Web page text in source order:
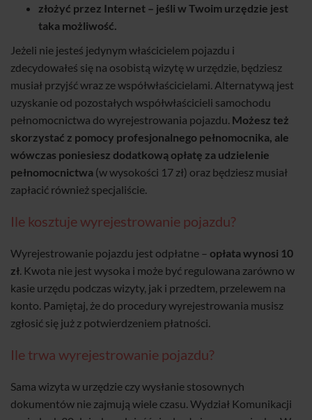
złożyć przez Internet – jeśli w Twoim urzędzie jest
taka możliwość.
Jeżeli nie jesteś jedynym właścicielem pojazdu i
zdecydowałeś się na osobistą wizytę w urzędzie, będziesz
musiał przyjść wraz ze współwłaścicielami. Alternatywą jest
uzyskanie od pozostałych współwłaścicieli samochodu
pełnomocnictwa do wyrejestrowania pojazdu. Możesz też
skorzystać z pomocy profesjonalnego pełnomocnika, ale
wówczas poniesiesz dodatkową opłatę za udzielenie
pełnomocnictwa (w wysokości 17 zł) oraz będziesz musiał
zapłacić również specjaliście.
Ile kosztuje wyrejestrowanie pojazdu?
Wyrejestrowanie pojazdu jest odpłatne – opłata wynosi 10
zł. Kwota nie jest wysoka i może być regulowana zarówno w
kasie urzędu podczas wizyty, jak i przedtem, przelewem na
konto. Pamiętaj, że do procedury wyrejestrowania musisz
zgłosić się już z potwierdzeniem płatności.
Ile trwa wyrejestrowanie pojazdu?
Sama wizyta w urzędzie czy wysłanie stosownych
dokumentów nie zajmują wiele czasu. Wydział Komunikacji